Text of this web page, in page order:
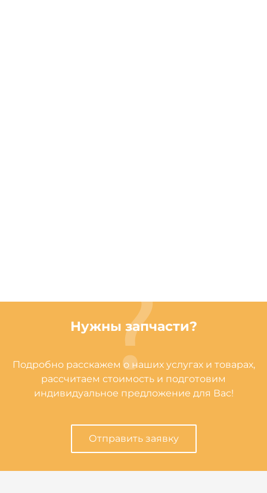
Нужны запчасти?
Подробно расскажем о наших услугах и товарах,
рассчитаем стоимость и подготовим
индивидуальное предложение для Вас!
Отправить заявку